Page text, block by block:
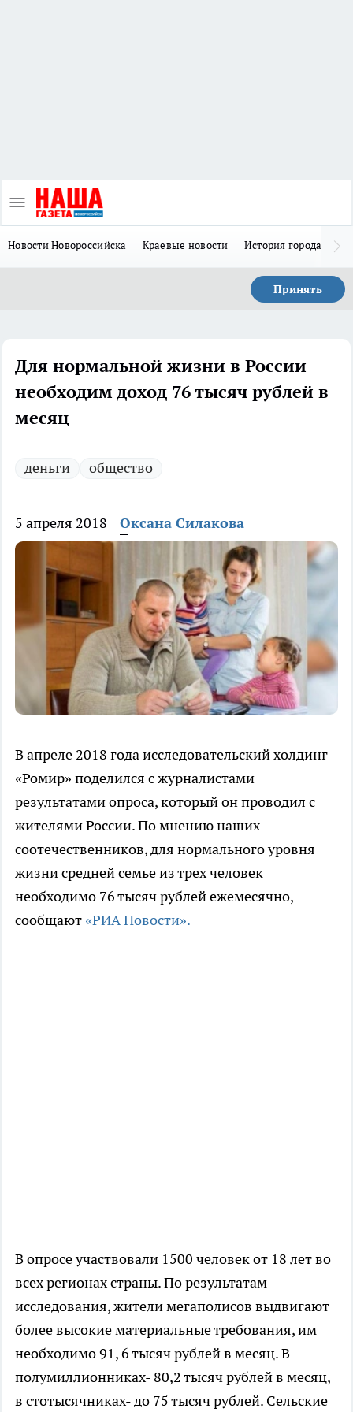
Новости Новороссийска Краевые новости История города Н
Принять
Для нормальной жизни в России
необходим доход 76 тысяч рублей в
месяц
деньги общество
5 апреля 2018 Оксана Силакова
В апреле 2018 года исследовательский холдинг
«Ромир» поделился с журналистами
результатами опроса, который он проводил с
жителями России. По мнению наших
соотечественников, для нормального уровня
жизни средней семье из трех человек
необходимо 76 тысяч рублей ежемесячно,
сообщают «РИА Новости».
В опросе участвовали 1500 человек от 18 лет во
всех регионах страны. По результатам
исследования, жители мегаполисов выдвигают
более высокие материальные требования, им
необходимо 91, 6 тысяч рублей в месяц. В
полумиллионниках- 80,2 тысяч рублей в месяц,
в стотысячниках- до 75 тысяч рублей. Сельские